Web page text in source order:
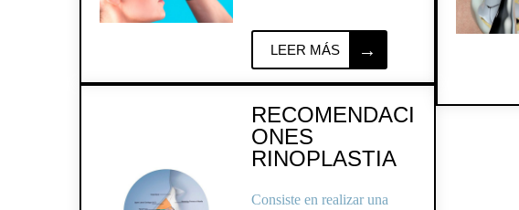
más frecuentes y complejas
LEER MÁS
RECOMENDACI
ONES
RINOPLASTIA
Consiste en realizar una